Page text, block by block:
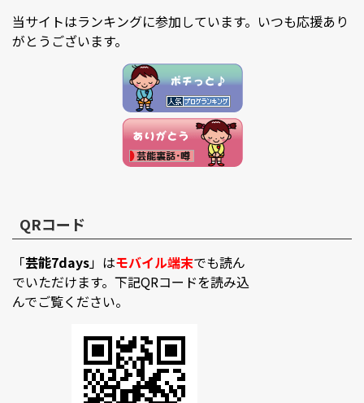
当サイトはランキングに参加しています。いつも応援あり
がとうございます。
QRコード
「芸能7days」はモバイル端末でも読ん
でいただけます。下記QRコードを読み込
んでご覧ください。